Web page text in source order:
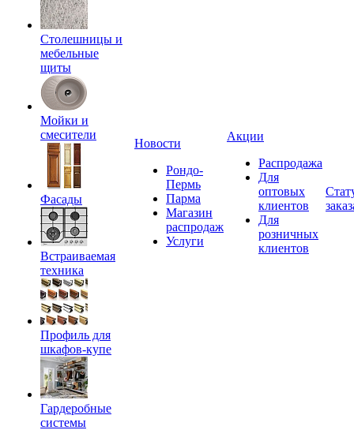
Столешницы и
мебельные
щиты
Мойки и
смесители
Фасады
Встраиваемая
техника
Профиль для
шкафов-купе
Гардеробные
системы
Новости
Рондо-
Пермь
Парма
Магазин
распродаж
Услуги
Акции
Распродажа
Для
оптовых
клиентов
Для
розничных
клиентов